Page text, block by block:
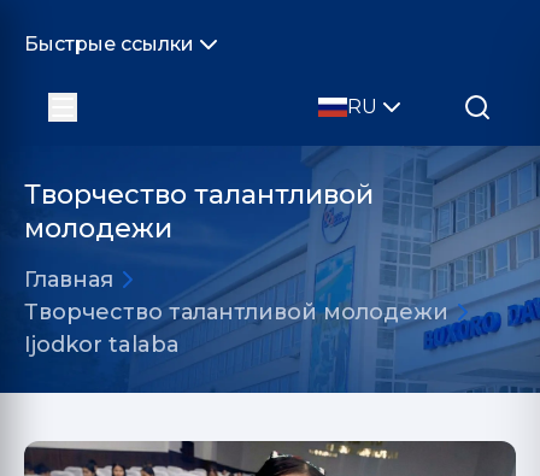
Быстрые ссылки
RU
Творчество талантливой
молодежи
Главная
Творчество талантливой молодежи
Ijodkor talaba